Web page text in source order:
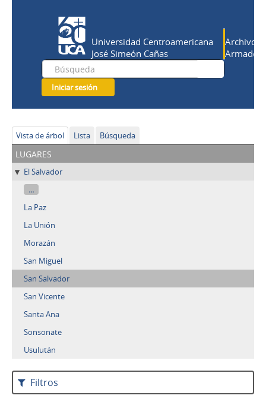
Universidad Centroamericana
José Simeón Cañas
Archivo
Armado
Iniciar sesión
Vista de árbol Lista Búsqueda
lugares
El Salvador
...
La Paz
La Unión
Morazán
San Miguel
San Salvador
San Vicente
Santa Ana
Sonsonate
Usulután
Filtros